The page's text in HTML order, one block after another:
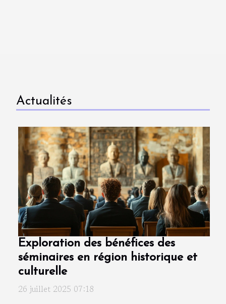
Actualités
Exploration des bénéfices des
séminaires en région historique et
culturelle
26 juillet 2025 07:18